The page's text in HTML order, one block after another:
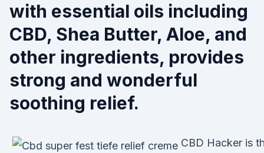
with essential oils including
CBD, Shea Butter, Aloe, and
other ingredients, provides
strong and wonderful
soothing relief.
CBD Hacker is